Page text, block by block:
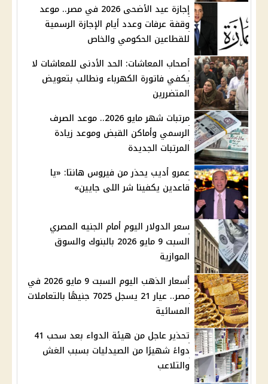
إجازة عيد الأضحى 2026 في مصر.. موعد
وقفة عرفات وعدد أيام الإجازة الرسمية
للقطاعين الحكومي والخاص
أصحاب المعاشات: الحد الأدنى للمعاشات لا
يكفي فاتورة الكهرباء ونطالب بتعويض
المتضررين
مرتبات شهر مايو 2026.. موعد الصرف
الرسمي وأماكن القبض وموعد زيادة
المرتبات الجديدة
عمرو أديب يحذر من فيروس هانتا: «يا
قاعدين يكفينا شر اللى جايين»
سعر الدولار اليوم أمام الجنيه المصري
السبت 9 مايو 2026 بالبنوك والسوق
الموازية
أسعار الذهب اليوم السبت 9 مايو 2026 في
مصر.. عيار 21 يسجل 7025 جنيهًا بالتعاملات
المسائية
تحذير عاجل من هيئة الدواء بعد سحب 41
دواءً شهيرًا من الصيدليات بسبب الغش
والتلاعب